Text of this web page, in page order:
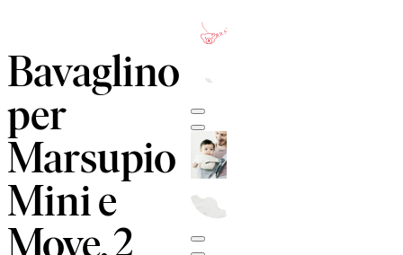
Bavaglino
per
Marsupio
Mini e
Move, 2
GARANZIA